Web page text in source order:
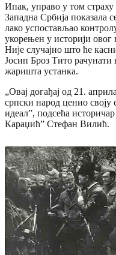
Ипак, управо у том
Западна Србија показала
лако успостављао
укорењен у историји овог
Није случајно што ће
Јосип Броз Тито рачунати
жаришта устанка.
„Овај догађај од 21.
српски народ ценио своју
идеал”, подсећа
Караџић” Стефан Вилић.